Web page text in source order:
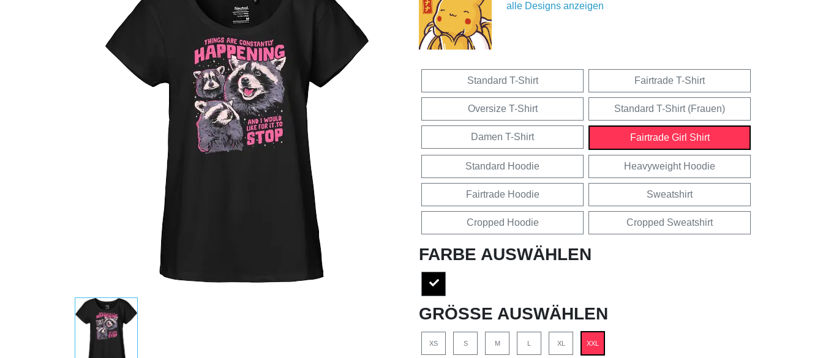
alle Designs anzeigen
Standard T-Shirt Fairtrade T-Shirt
Oversize T-Shirt Standard T-Shirt (Frauen)
Damen T-Shirt Fairtrade Girl Shirt
Standard Hoodie Heavyweight Hoodie
Fairtrade Hoodie Sweatshirt
Cropped Hoodie Cropped Sweatshirt
FARBE AUSWÄHLEN
GRÖSSE AUSWÄHLEN
XS S M L XL XXL